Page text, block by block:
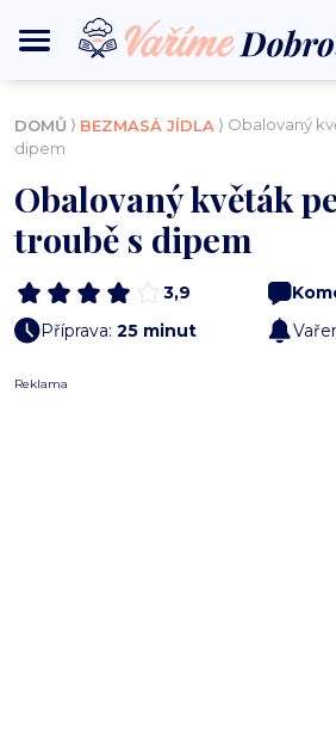
DOMŮ ⟩ BEZMASÁ JÍDLA ⟩ Obalovaný
dipem
Obalovaný květák
troubě s dipem
3,9
Příprava: 25 minut
Reklama